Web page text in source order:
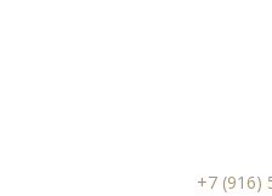
+7 (916)